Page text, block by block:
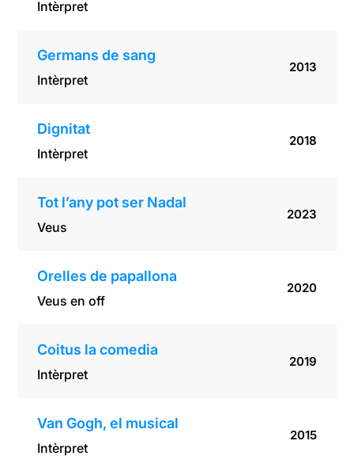
Intèrpret
Germans de sang
Intèrpret
2013
Dignitat
Intèrpret
2018
Tot l’any pot ser Nadal
Veus
2023
Orelles de papallona
Veus en off
2020
Coitus la comedia
Intèrpret
2019
Van Gogh, el musical
Intèrpret
2015